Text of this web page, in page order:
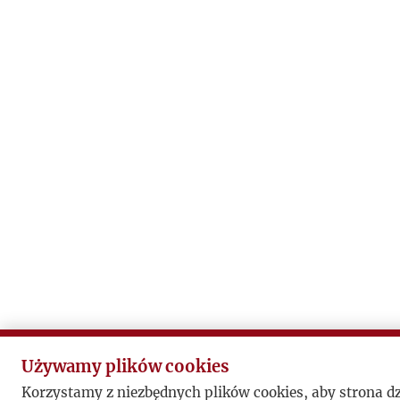
Używamy plików cookies
Korzystamy z niezbędnych plików cookies, aby strona